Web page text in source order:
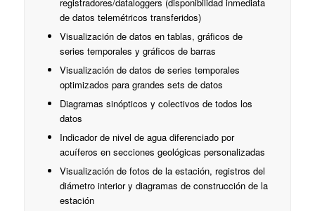
de datos telemétricos transferidos)
Visualización de datos en tablas, gráficos de
series temporales y gráficos de barras
Visualización de datos de series temporales
optimizados para grandes sets de datos
Diagramas sinópticos y colectivos de todos los
datos
Indicador de nivel de agua diferenciado por
acuíferos en secciones geológicas personalizadas
Visualización de fotos de la estación, registros del
diámetro interior y diagramas de construcción de la
estación